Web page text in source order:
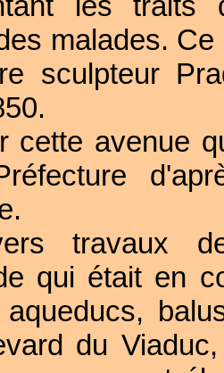
malades.
sculpteur
cette avenue
travaux
qui était en
du